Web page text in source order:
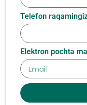
Telefon
Elektron pochta